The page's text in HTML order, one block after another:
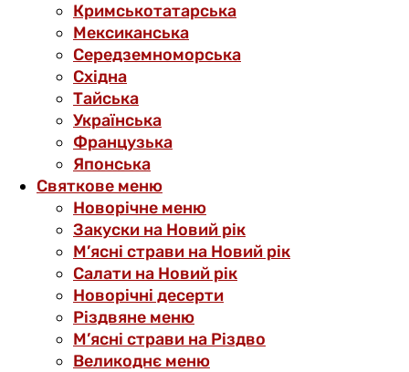
Кримськотатарська
Мексиканська
Середземноморська
Східна
Тайська
Українська
Французька
Японська
Святкове меню
Новорічне меню
Закуски на Новий рік
М’ясні страви на Новий рік
Салати на Новий рік
Новорічні десерти
Різдвяне меню
М’ясні страви на Різдво
Великоднє меню